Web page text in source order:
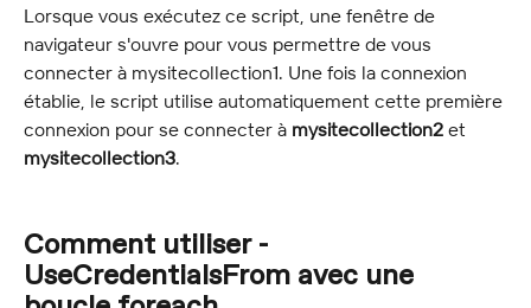
Lorsque vous exécutez ce script, une fenêtre de
navigateur s'ouvre pour vous permettre de vous
connecter à mysitecollection1. Une fois la connexion
établie, le script utilise automatiquement cette première
connexion pour se connecter à mysitecollection2 et
mysitecollection3.
Comment utiliser -
UseCredentialsFrom avec une